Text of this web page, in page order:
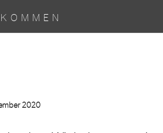
2020